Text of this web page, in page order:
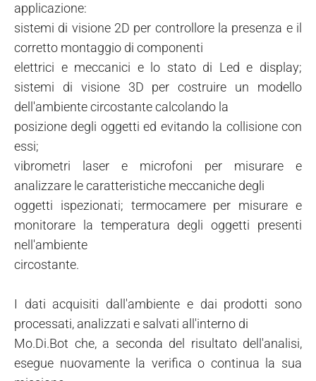
applicazione:
sistemi di visione 2D per controllore la presenza e il
corretto montaggio di componenti
elettrici e meccanici e lo stato di Led e display;
sistemi di visione 3D per costruire un modello
dell'ambiente circostante calcolando la
posizione degli oggetti ed evitando la collisione con
essi;
vibrometri laser e microfoni per misurare e
analizzare le caratteristiche meccaniche degli
oggetti ispezionati; termocamere per misurare e
monitorare la temperatura degli oggetti presenti
nell'ambiente
circostante.
I dati acquisiti dall'ambiente e dai prodotti sono
processati, analizzati e salvati all'interno di
Mo.Di.Bot che, a seconda del risultato dell'analisi,
esegue nuovamente la verifica o continua la sua